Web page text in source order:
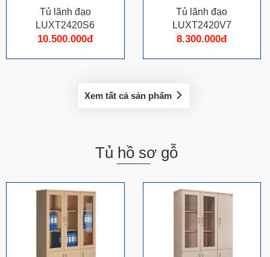
Tủ lãnh đạo
LUXT2420S6
10.500.000đ
Tủ lãnh đạo
LUXT2420V7
8.300.000đ
Xem tất cả sản phẩm
Tủ hồ sơ gỗ